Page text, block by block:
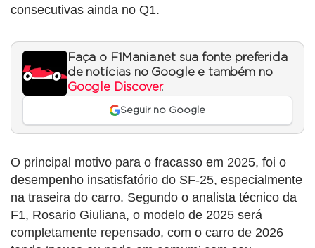
consecutivas ainda no Q1.
Faça o F1Mania.net sua fonte preferida
de notícias no Google e também no
Google Discover.
Seguir no Google
O principal motivo para o fracasso em 2025, foi o
desempenho insatisfatório do SF-25, especialmente
na traseira do carro. Segundo o analista técnico da
F1, Rosario Giuliana, o modelo de 2025 será
completamente repensado, com o carro de 2026